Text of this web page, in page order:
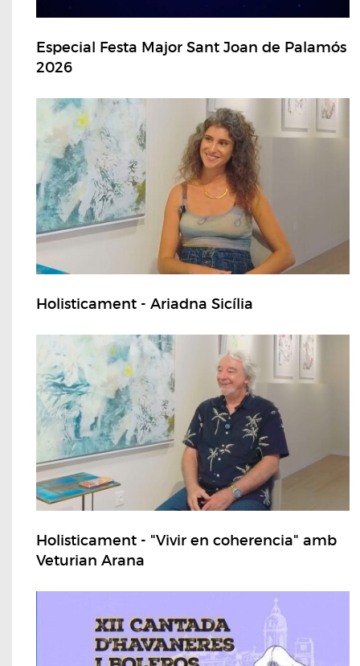
Especial Festa Major Sant Joan de Palamós
2026
Holisticament - Ariadna Sicília
Holisticament - "Vivir en coherencia" amb
Veturian Arana